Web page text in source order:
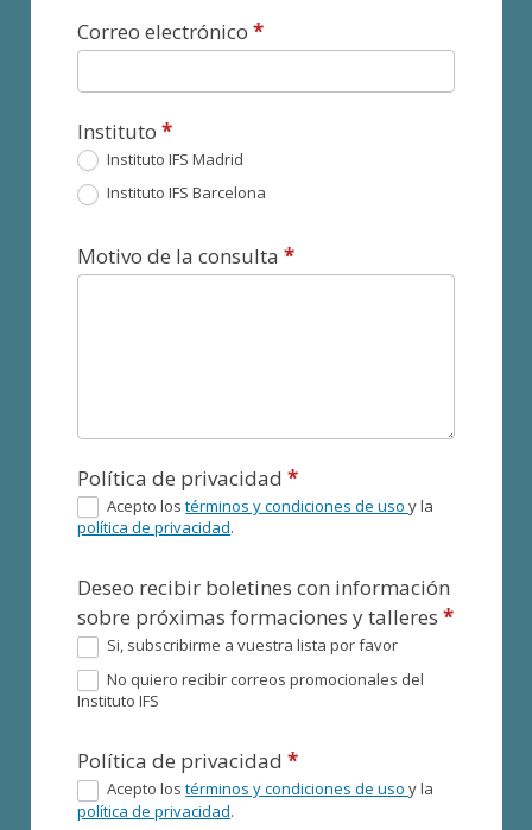
Correo electrónico*
Instituto*
Instituto IFS Madrid
Instituto IFS Barcelona
Motivo de la consulta*
Política de privacidad*
Acepto lostérminos y condiciones de usoy la
política de privacidad.
Deseo recibir boletines con información
sobre próximas formaciones y talleres*
Si, subscribirme a vuestra lista por favor
No quiero recibir correos promocionales del
Instituto IFS
Política de privacidad*
Acepto lostérminos y condiciones de usoy la
política de privacidad.